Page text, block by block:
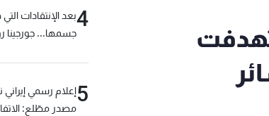
4بعد الإنتقادات
جسمها... جورجينا
5إعلام رسمي إيراني
مصدر مطّلع: